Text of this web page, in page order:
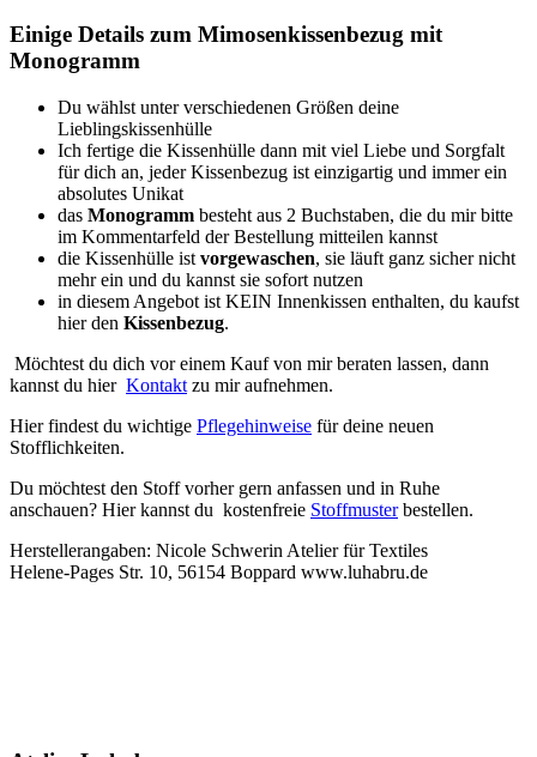
Einige Details zum Mimosenkissenbezug mit
Monogramm
Du wählst unter verschiedenen Größen deine
Lieblingskissenhülle
Ich fertige die Kissenhülle dann mit viel Liebe und Sorgfalt
für dich an, jeder Kissenbezug ist einzigartig und immer ein
absolutes Unikat
das Monogramm besteht aus 2 Buchstaben, die du mir bitte
im Kommentarfeld der Bestellung mitteilen kannst
die Kissenhülle ist vorgewaschen, sie läuft ganz sicher nicht
mehr ein und du kannst sie sofort nutzen
in diesem Angebot ist KEIN Innenkissen enthalten, du kaufst
hier den Kissenbezug.
Möchtest du dich vor einem Kauf von mir beraten lassen, dann
kannst du hier Kontakt zu mir aufnehmen.
Hier findest du wichtige Pflegehinweise für deine neuen
Stofflichkeiten.
Du möchtest den Stoff vorher gern anfassen und in Ruhe
anschauen? Hier kannst du kostenfreie Stoffmusterbestellen.
Herstellerangaben: Nicole Schwerin Atelier für Textiles
Helene-Pages Str. 10, 56154 Boppard www.luhabru.de